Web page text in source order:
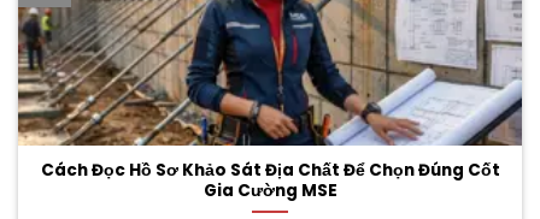
Cách Đọc Hồ Sơ Khảo Sát Địa Chất Để Chọn Đúng Cốt
Gia Cường MSE